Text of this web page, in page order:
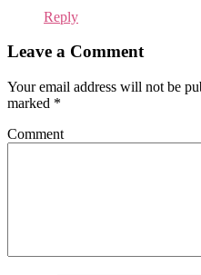
Reply
Leave a Comment
Your email address will not be
marked *
Comment